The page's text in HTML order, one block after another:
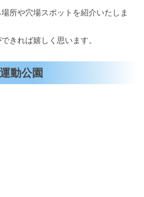
所や穴場スポットを紹介いたしま
きれば嬉しく思います。
動公園